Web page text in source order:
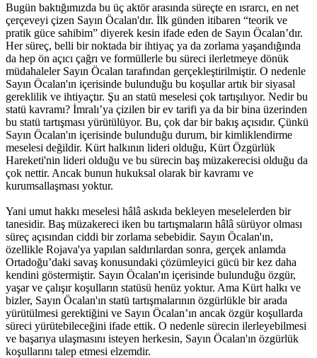
Bugün baktığımızda bu üç aktör arasında süreçte en ısrarcı, en net
çerçeveyi çizen Sayın Öcalan'dır. İlk günden itibaren “teorik ve
pratik güce sahibim” diyerek kesin ifade eden de Sayın Öcalan’dır.
Her süreç, belli bir noktada bir ihtiyaç ya da zorlama yaşandığında
da hep ön açıcı çağrı ve formüllerle bu süreci ilerletmeye dönük
müdahaleler Sayın Öcalan tarafından gerçekleştirilmiştir. O nedenle
Sayın Öcalan'ın içerisinde bulunduğu bu koşullar artık bir siyasal
gereklilik ve ihtiyaçtır. Şu an statü meselesi çok tartışılıyor. Nedir bu
statü kavramı? İmralı’ya çizilen bir ev tarifi ya da bir bina üzerinden
bu statü tartışması yürütülüyor. Bu, çok dar bir bakış açısıdır. Çünkü
Sayın Öcalan'ın içerisinde bulunduğu durum, bir kimliklendirme
meselesi değildir. Kürt halkının lideri olduğu, Kürt Özgürlük
Hareketi'nin lideri olduğu ve bu sürecin baş müzakerecisi olduğu da
çok nettir. Ancak bunun hukuksal olarak bir kavramı ve
kurumsallaşması yoktur.
Yani umut hakkı meselesi hâlâ askıda bekleyen meselelerden bir
tanesidir. Baş müzakereci iken bu tartışmaların hâlâ sürüyor olması
süreç açısından ciddi bir zorlama sebebidir. Sayın Öcalan'ın,
özellikle Rojava'ya yapılan saldırılardan sonra, gerçek anlamda
Ortadoğu’daki savaş konusundaki çözümleyici gücü bir kez daha
kendini göstermiştir. Sayın Öcalan'ın içerisinde bulunduğu özgür,
yaşar ve çalışır koşulların statüsü henüz yoktur. Ama Kürt halkı ve
bizler, Sayın Öcalan'ın statü tartışmalarının özgürlükle bir arada
yürütülmesi gerektiğini ve Sayın Öcalan’ın ancak özgür koşullarda
süreci yürütebileceğini ifade ettik. O nedenle sürecin ilerleyebilmesi
ve başarıya ulaşmasını isteyen herkesin, Sayın Öcalan'ın özgürlük
koşullarını talep etmesi elzemdir.